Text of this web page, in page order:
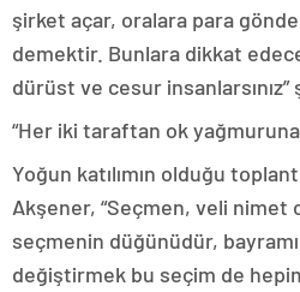
şirket açar, oralara para
demektir. Bunlara dikkat
dürüst ve cesur
“Her iki taraftan ok
Yoğun katılımın olduğu
Akşener, “Seçmen, veli nimet
seçmenin düğünüdür,
değiştirmek bu seçim de